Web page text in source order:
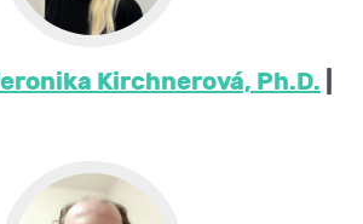
Kirchnerová, Ph.D.